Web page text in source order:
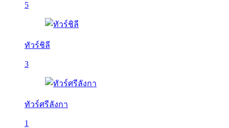
5
ทัวร์ชิลี
3
ทัวร์ศรีลังกา
1